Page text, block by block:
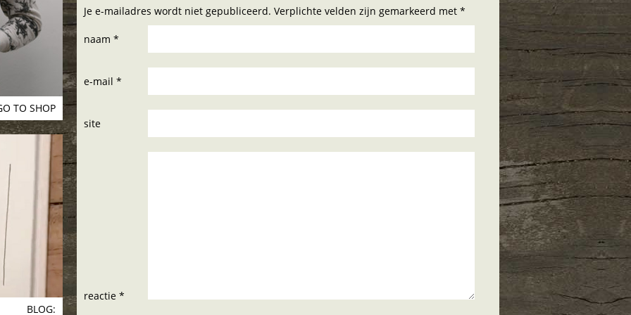
TO SHOP
BLOG:
Je e-mailadres wordt niet gepubliceerd. Verplichte velden zijn gemarkeerd met *
naam *
e-mail *
site
reactie *